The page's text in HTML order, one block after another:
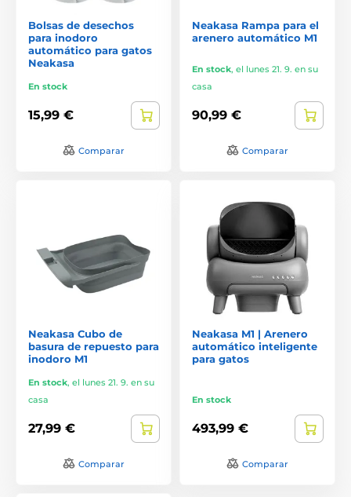
Bolsas de desechos
para inodoro
automático para gatos
Neakasa
En stock
15,99 €
Comparar
Neakasa Rampa para el
arenero automático M1
En stock, el lunes 21. 9. en su
casa
90,99 €
Comparar
Neakasa Cubo de
basura de repuesto para
inodoro M1
En stock, el lunes 21. 9. en su
casa
27,99 €
Comparar
Neakasa M1 | Arenero
automático inteligente
para gatos
En stock
493,99 €
Comparar